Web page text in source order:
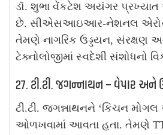
ડૉ. શુભા વેંકટેશ અયંગર પ્રખ્યાત
છે. સીએસઆઇઆર-નેશનલ
તેમણે નાગરિક ઉડ્ડયન, સંરક્ષણ
ટેક્નોલોજીમાં સ્વદેશી સંશોધનો
27. ટી.ટી. જગન્નાથન – વેપાર અને
ટી.ટી. જગન્નાથનને ‘કિચન
ઓળખવામાં આવતા હતા. તેમણે